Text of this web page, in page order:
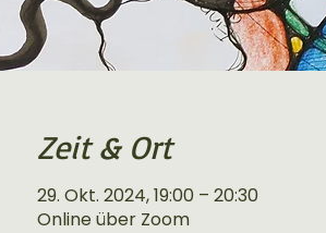
Zeit & Ort
29. Okt. 2024, 19:00 – 20:30
Online über Zoom